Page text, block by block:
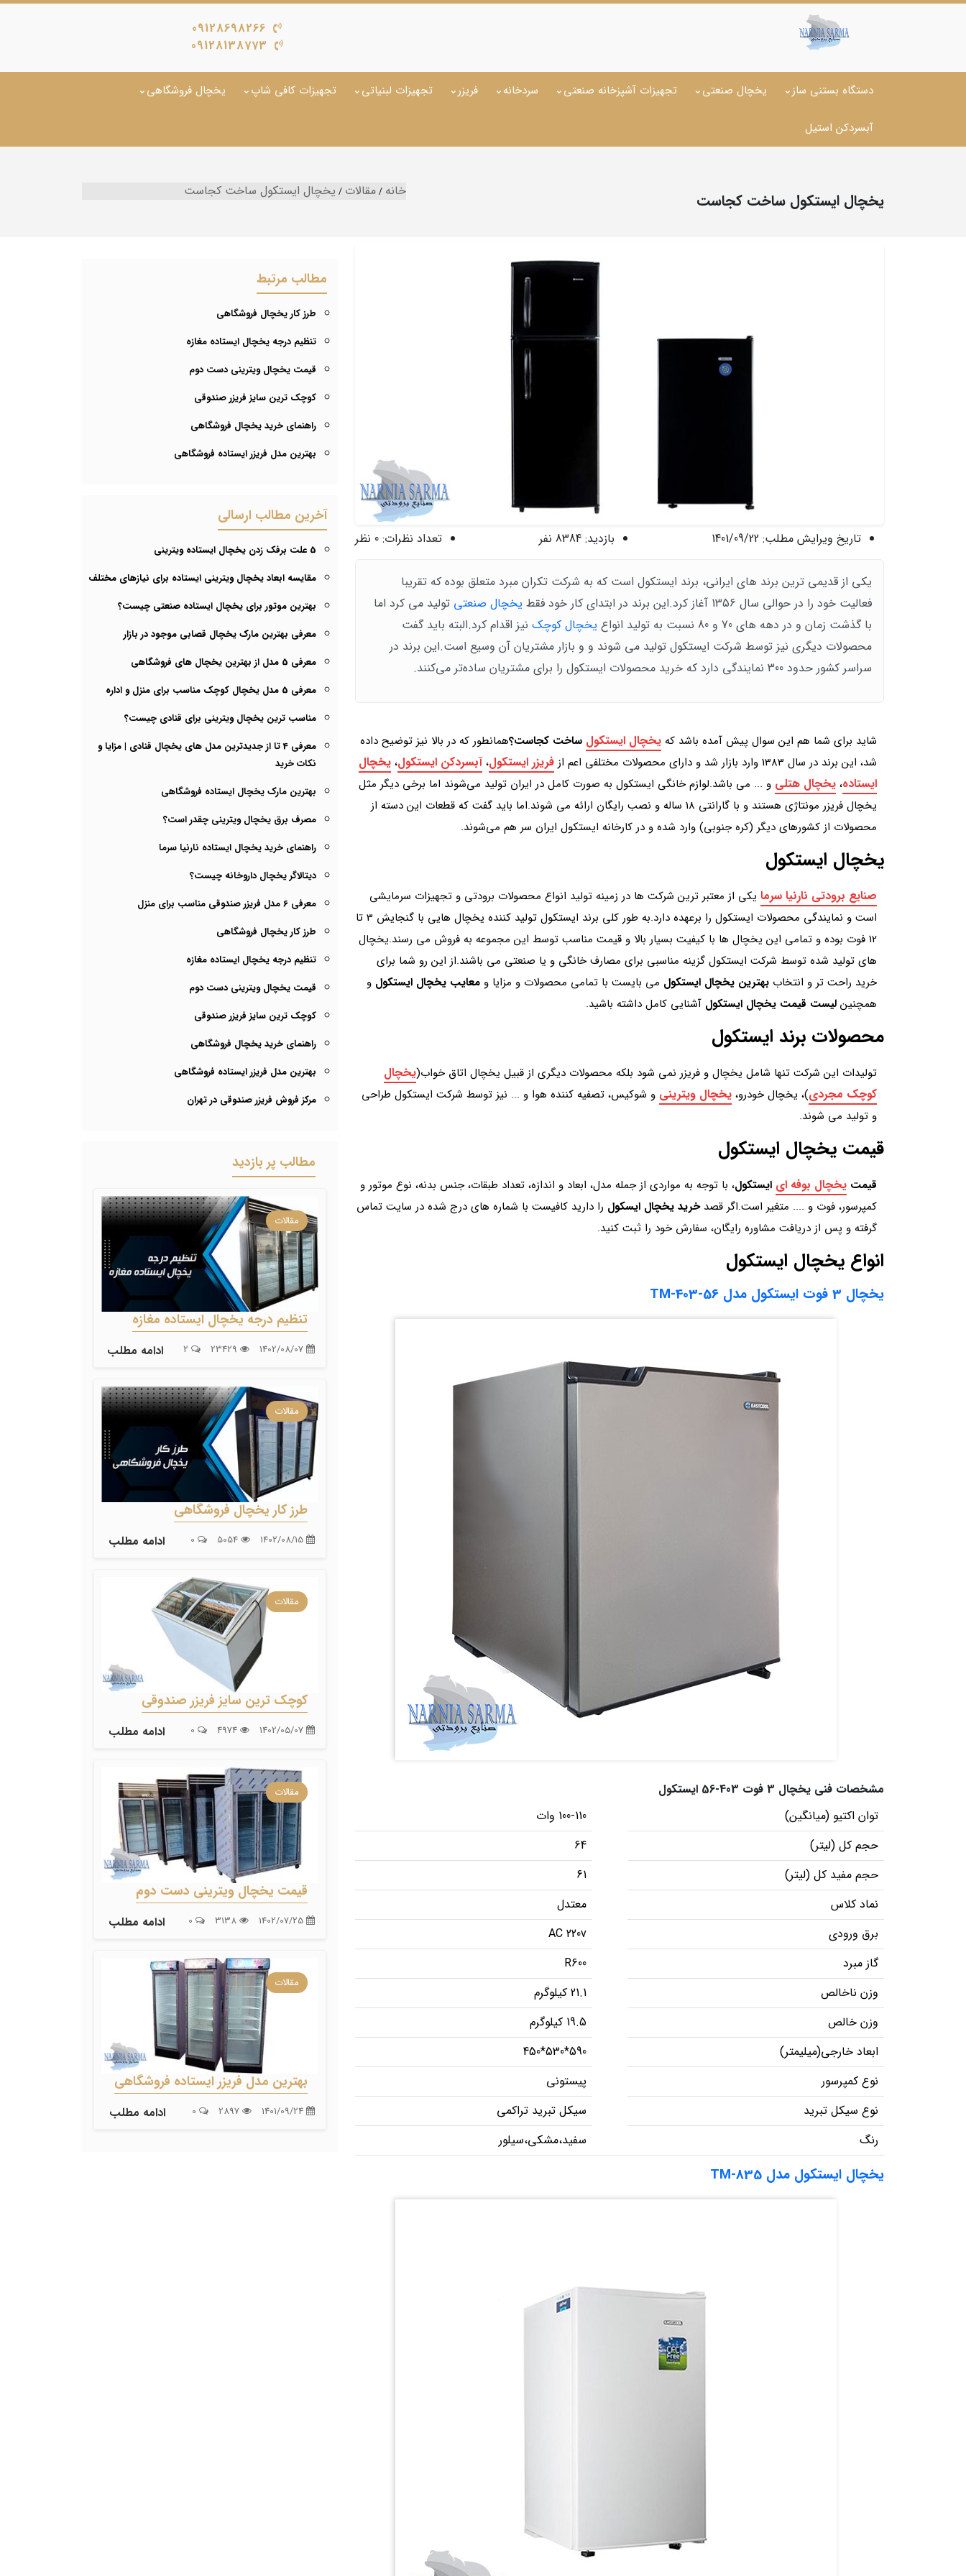
09128698266
09128138773
دستگاه بستنی ساز یخچال صنعتی تجهیزات آشپزخانه صنعتی سردخانه فریزر تجهیزات لبنیاتی تجهیزات کافی شاپ یخچال فروشگاهی
آبسردکن استیل
یخچال ایستکول ساخت کجاست خانه مقالات یخچال ایستکول ساخت کجاست
تاریخ ویرایش مطلب: 1401/09/22 بازدید: 8384 نفر تعداد نظرات: 0 نظر
یکی از قدیمی ترین برند های ایرانی، برند ایستکول است که به شرکت تکران مبرد متعلق بوده که تقریبا
فعالیت خود را در حوالی سال 1356 آغاز کرد.این برند در ابتدای کار خود فقط
یخچال صنعتی تولید می کرد اما
با گذشت زمان و در دهه های 70 و 80 نسبت به تولید انواع
یخچال کوچک نیز اقدام کرد.البته باید گفت
محصولات دیگری نیز توسط شرکت ایستکول تولید می شوند و و بازار مشتریان آن وسیع است.این برند در
سراسر کشور حدود 300 نمایندگی دارد که خرید محصولات ایستکول را برای مشتریان ساده‌تر می‌کنند.
شاید برای شما هم این سوال پیش آمده باشد که یخچال ایستکول ساخت کجاست؟همانطور که در بالا نیز توضیح داده
شد، این برند در سال 1383 وارد بازار شد و دارای محصولات مختلفی اعم از
فریزر ایستکول،آبسردکن ایستکول، یخچال
ایستاده، یخچال هتلی و ... می باشد.لوازم خانگی ایستکول به صورت کامل در ایران تولید می‌شوند اما برخی دیگر مثل
یخچال فریزر مونتاژی هستند و با گارانتی 18 ساله و نصب رایگان ارائه می شوند.اما باید گفت که قطعات این دسته از
محصولات از کشورهای دیگر (کره جنوبی) وارد شده و در کارخانه ایستکول ایران سر هم می‌شوند.
یخچال ایستکول
صنایع برودتی نارنیا سرما یکی از معتبر ترین شرکت ها در زمینه تولید انواع محصولات برودتی و تجهیزات سرمایشی
است و نمایندگی محصولات ایستکول را برعهده دارد.به طور کلی برند ایستکول تولید کننده یخچال هایی با گنجایش 3 تا
12 فوت بوده و تمامی این یخچال ها با کیفیت بسیار بالا و قیمت مناسب توسط این مجموعه به فروش می رسند.یخچال
های تولید شده توسط شرکت ایستکول گزینه مناسبی برای مصارف خانگی و یا صنعتی می باشند.از این رو شما برای
خرید راحت تر و انتخاب بهترین یخچال ایستکول می بایست با تمامی محصولات و مزایا و معایب یخچال ایستکول و
همچنین لیست قیمت یخچال ایستکول آشنایی کامل داشته باشید.
محصولات برند ایستکول
تولیدات این شرکت تنها شامل یخچال و فریزر نمی شود بلکه محصولات دیگری از قبیل یخچال اتاق خواب(یخچال
کوچک مجردی)، یخچال خودرو، یخچال ویترینی و شوکیس، تصفیه کننده هوا و ... نیز توسط شرکت ایستکول طراحی
و تولید می شوند.
قیمت یخچال ایستکول
قیمت یخچال بوفه ای ایستکول، با توجه به مواردی از جمله مدل، ابعاد و اندازه، تعداد طبقات، جنس بدنه، نوع موتور و
کمپرسور، فوت و .... متغیر است.اگر قصدخرید یخچال ایسکول را دارید کافیست با شماره های درج شده در سایت تماس
گرفته و پس از دریافت مشاوره رایگان، سفارش خود را ثبت کنید.
انواع یخچال ایستکول
یخچال 3 فوت ایستکول مدل TM-403-56
مشخصات فنی یخچال 3 فوت 403-56 ایستکول
توان اکتیو (میانگین)
100-110 وات
حجم کل (لیتر)
64
حجم مفید کل (لیتر)
61
نماد کلاس
معتدل
برق ورودی
AC 220v
گاز مبرد
R600
وزن ناخالص
21.1 کیلوگرم
وزن خالص
19.5 کیلوگرم
ابعاد خارجی(میلیمتر)
590*530*450
نوع کمپرسور
پیستونی
نوع سیکل تبرید
سیکل تبرید تراکمی
رنگ
سفید،مشکی،سیلور
یخچال ایستکول مدل TM-835
مطالب مرتبط
طرز کار یخچال فروشگاهی
تنظیم درجه یخچال ایستاده مغازه
قیمت یخچال ویترینی دست دوم
کوچک ترین سایز فریزر صندوقی
راهنمای خرید یخچال فروشگاهی
بهترین مدل فریزر ایستاده فروشگاهی
آخرین مطالب ارسالی
5 علت برفک زدن یخچال ایستاده ویترینی
مقایسه ابعاد یخچال ویترینی ایستاده برای نیازهای مختلف
بهترین موتور برای یخچال ایستاده صنعتی چیست؟
معرفی بهترین مارک یخچال قصابی موجود در بازار
معرفی 5 مدل از بهترین یخچال های فروشگاهی
معرفی 5 مدل یخچال کوچک مناسب برای منزل و اداره
مناسب ترین یخچال ویترینی برای قنادی چیست؟
معرفی 4 تا از جدیدترین مدل های یخچال قنادی | مزایا و
نکات خرید
بهترین مارک یخچال ایستاده فروشگاهی
مصرف برق یخچال ویترینی چقدر است؟
راهنمای خرید یخچال ایستاده نارنیا سرما
دیتالاگر یخچال داروخانه چیست؟
معرفی 6 مدل فریزر صندوقی مناسب برای منزل
طرز کار یخچال فروشگاهی
تنظیم درجه یخچال ایستاده مغازه
قیمت یخچال ویترینی دست دوم
کوچک ترین سایز فریزر صندوقی
راهنمای خرید یخچال فروشگاهی
بهترین مدل فریزر ایستاده فروشگاهی
مرکز فروش فریزر صندوقی در تهران
مطالب پر بازدید
مقالات
تنظیم درجه یخچال ایستاده مغازه
ادامه مطلب
مقالات
طرز کار یخچال فروشگاهی
ادامه مطلب
مقالات
کوچک ترین سایز فریزر صندوقی
ادامه مطلب
مقالات
قیمت یخچال ویترینی دست دوم
ادامه مطلب
مقالات
بهترین مدل فریزر ایستاده فروشگاهی
ادامه مطلب